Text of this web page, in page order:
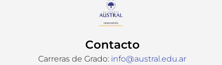
Contacto
Carreras de Grado: info@austral.edu.ar